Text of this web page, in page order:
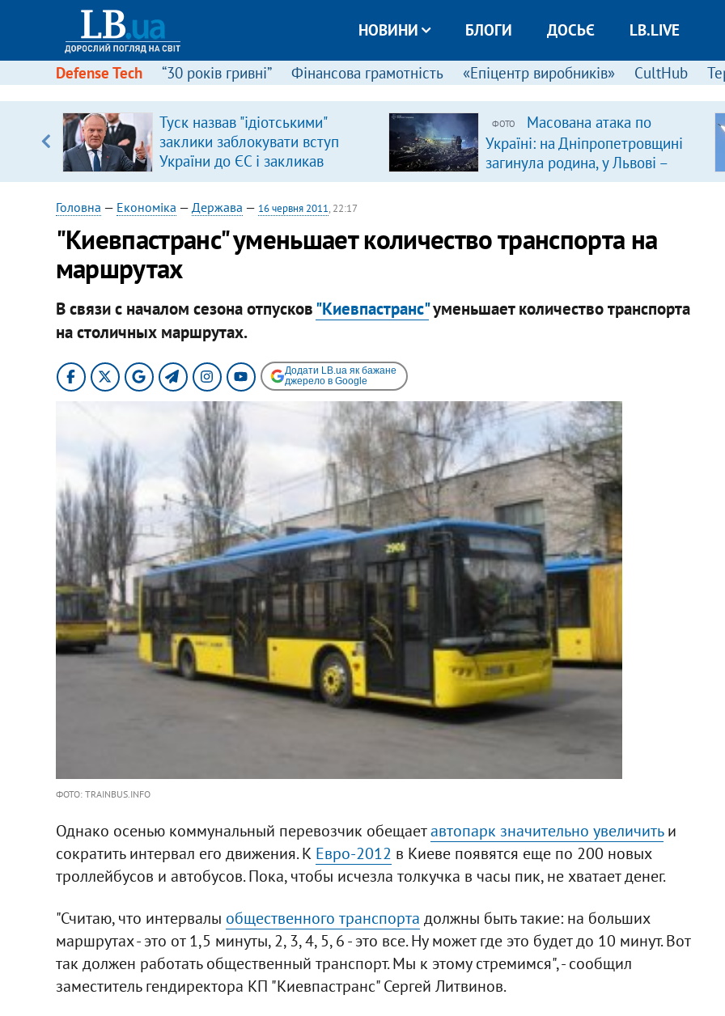
НОВИНИ БЛОГИ ДОСЬЄ LB.LIVE
Defense Tech “30 років гривні” Фінансова грамотність «Епіцентр виробників» CultHub
Туск назвав "ідіотськими"
заклики заблокувати вступ
України до ЄС і закликав
припинити антиукраїнську
риторику
ФОТО
Масована атака по
Україні: на Дніпропетровщині
загинула родина, у Львові –
удар по багатоповерхівках
Головна — Економіка — Держава — 16 червня 2011, 22:17
"Киевпастранс" уменьшает количество транспорта на
маршрутах
В связи с началом сезона отпусков"Киевпастранс"уменьшает количество транспорта
на столичных маршрутах.
Додати LB.ua як бажане
джерело в Google
ФОТО: TRAINBUS.INFO
Однако осенью коммунальный перевозчик обещаетавтопарк значительно увеличитьи
сократить интервал его движения. К Евро-2012 в Киеве появятся еще по 200 новых
троллейбусов и автобусов. Пока, чтобы исчезла толкучка в часы пик, не хватает денег.
"Считаю, что интервалы общественного транспорта должны быть такие: на больших
маршрутах - это от 1,5 минуты, 2, 3, 4, 5, 6 - это все. Ну может где это будет до 10 минут. Вот
так должен работать общественный транспорт. Мы к этому стремимся", - сообщил
заместитель гендиректора КП "Киевпастранс" Сергей Литвинов.